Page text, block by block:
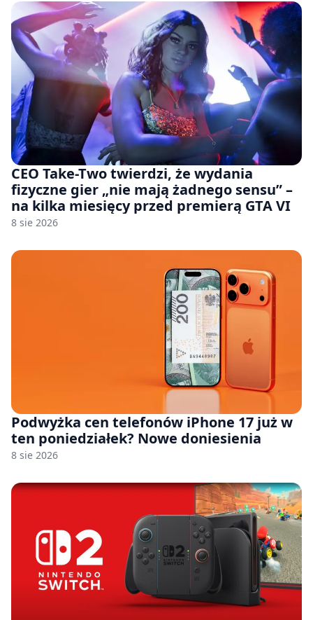
CEO Take-Two twierdzi, że wydania
fizyczne gier „nie mają żadnego sensu” –
na kilka miesięcy przed premierą GTA VI
8 sie 2026
Podwyżka cen telefonów iPhone 17 już w
ten poniedziałek? Nowe doniesienia
8 sie 2026